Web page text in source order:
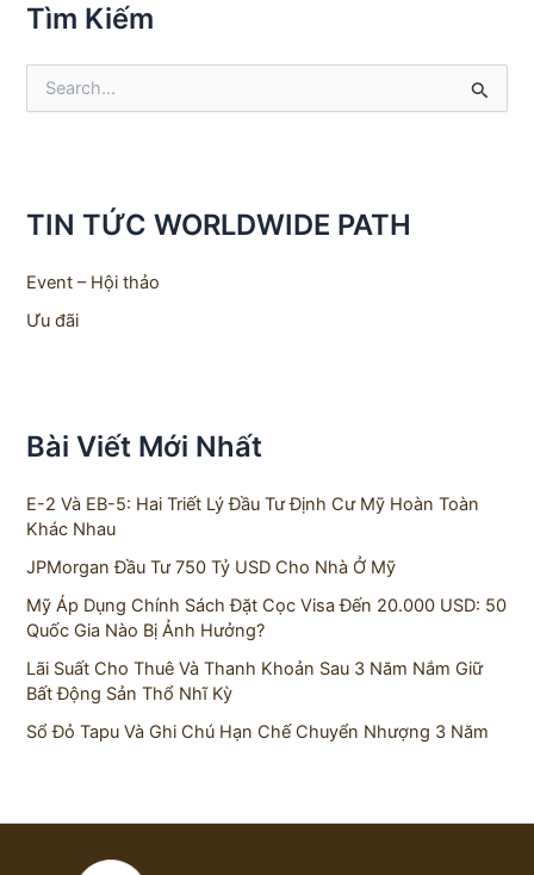
Tìm Kiếm
e
r
TIN TỨC WORLDWIDE PATH
Event – Hội thảo
Ưu đãi
Bài Viết Mới Nhất
E-2 Và EB-5: Hai Triết Lý Đầu Tư Định Cư Mỹ Hoàn Toàn
Khác Nhau
JPMorgan Đầu Tư 750 Tỷ USD Cho Nhà Ở Mỹ
Mỹ Áp Dụng Chính Sách Đặt Cọc Visa Đến 20.000 USD: 50
Quốc Gia Nào Bị Ảnh Hưởng?
Lãi Suất Cho Thuê Và Thanh Khoản Sau 3 Năm Nắm Giữ
Bất Động Sản Thổ Nhĩ Kỳ
Sổ Đỏ Tapu Và Ghi Chú Hạn Chế Chuyển Nhượng 3 Năm